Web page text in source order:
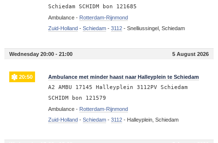
Schiedam SCHIDM bon 121685
Ambulance - Rotterdam-Rijnmond
Zuid-Holland - Schiedam- 3112- Snelliussingel, Schiedam
Wednesday 20:00 - 21:00 5 August 2026
20:50 Ambulance met minder haast naar Halleyplein te Schiedam
A2 AMBU 17145 Halleyplein 3112PV Schiedam
SCHIDM bon 121579
Ambulance - Rotterdam-Rijnmond
Zuid-Holland - Schiedam- 3112- Halleyplein, Schiedam